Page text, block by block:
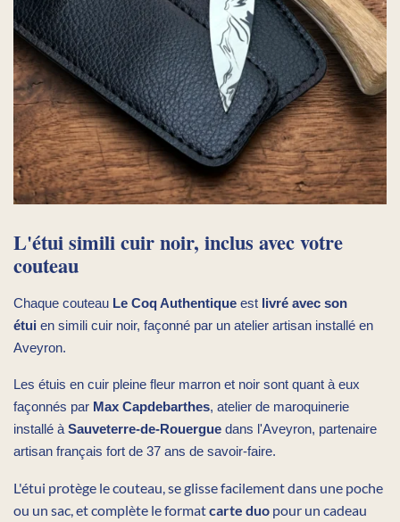
L'étui simili cuir noir, inclus avec votre
couteau
Chaque couteau Le Coq Authentique est livré avec son
étui en simili cuir noir, façonné par un atelier artisan installé en
Aveyron.
Les étuis en cuir pleine fleur marron et noir sont quant à eux
façonnés par Max Capdebarthes, atelier de maroquinerie
installé àSauveterre-de-Rouergue dans l'Aveyron, partenaire
artisan français fort de 37 ans de savoir-faire.
L'étui protège le couteau, se glisse facilement dans une poche
ou un sac, et complète le formatcarte duo pour un cadeau